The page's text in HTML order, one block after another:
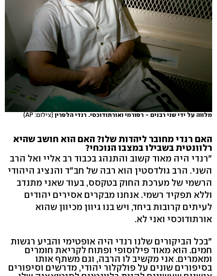
מלווה על ידי שני רבנים - רפורמי ואורתודוכסי. רנדי הלפרין (צילום: AP)
האם רנדי מחובר ליהדות שלו? האם הוא חושב שהיא
רלוונטית בשבילו במצבו הנוכחי?
"רנדי היה מאוד קשוב והתנהג בכבוד רב אליי ואל הרב
השני. הרב גולדסטין הוא רבה של חב"ד והנציג היהודי
הרשמי של מערכת החוק בטקסס, בעוד שאני מתנדב
וללא תפקיד רשמי. אנחנו מבקרים אסירים יהודים
לעיתים קרובות ביחד, ויש בנו גיוון מכיוון שהוא
אורתודוכסי ואני לא.
"בכל הביקורים שלנו רנדי היה אופטימי והביע רגשות
חמים. הוא מאוד פילוסופי ופתוח לקריאת חומרים
ומאמרים. אני מקשיב לו הרבה, וגם משתף אותו
בסיפורים שונים על פולקלור יהודי, מדרשים וסיפורים